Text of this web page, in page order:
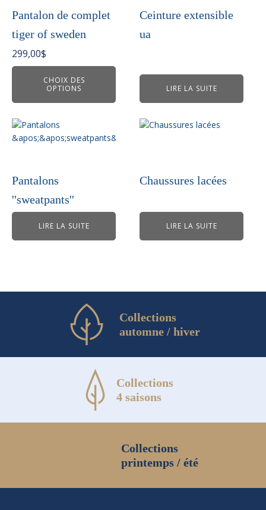
Pantalon de complet
tiger of sweden
299,00$
CHOIX DES
OPTIONS
variations.
options
peuvent
être
la
page
du
produit
Ceinture extensible
ua
LIRE LA SUITE
Pantalons
''sweatpants''
LIRE LA SUITE
Chaussures lacées
LIRE LA SUITE
Collections
automne / hiver
Collections
4 saisons
Collections
printemps / été